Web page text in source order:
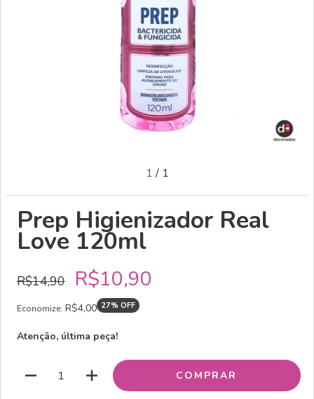
1 / 1
Prep Higienizador Real
Love 120ml
R$14,90 R$10,90
Economize: R$4,00 27% OFF
Atenção, última peça!